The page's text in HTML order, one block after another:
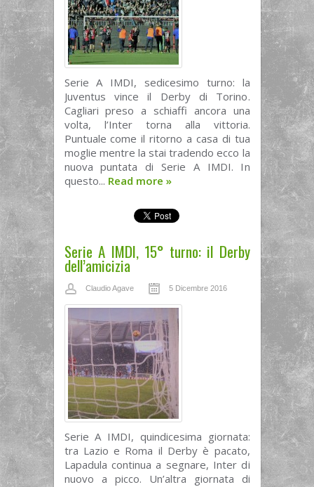
Serie A IMDI, sedicesimo turno: la
Juventus vince il Derby di Torino.
Cagliari preso a schiaffi ancora una
volta, l’Inter torna alla vittoria.
Puntuale come il ritorno a casa di tua
moglie mentre la stai tradendo ecco la
nuova puntata di Serie A IMDI. In
questo... Read more »
Serie A IMDI, 15° turno: il Derby
dell’amicizia
Claudio Agave 5 Dicembre 2016
Serie A IMDI, quindicesima giornata:
tra Lazio e Roma il Derby è pacato,
Lapadula continua a segnare, Inter di
nuovo a picco. Un’altra giornata di